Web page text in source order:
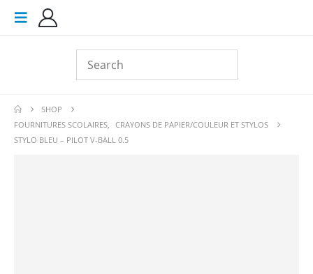
SHOP
FOURNITURES SCOLAIRES, CRAYONS DE PAPIER/COULEUR ET STYLOS
STYLO BLEU – PILOT V-BALL 0.5